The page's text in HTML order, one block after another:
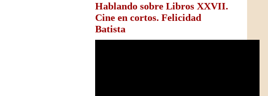
Hablando sobre Libros XXVII.
Cine en cortos. Felicidad
Batista